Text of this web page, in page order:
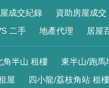
成交紀錄 資助房屋成交
二手 地產代理 居屋
角半山 租樓 東半山/跑馬
屋 四小龍/荔枝角站 租樓